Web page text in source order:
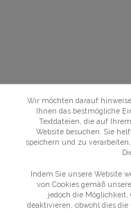
Wir möchten darauf
Ihnen das bestmögliche
Textdateien, die auf
Website besuchen. Sie
speichern und zu
Indem Sie unsere Website
von Cookies gemäß
jedoch die
deaktivieren, obwohl dies